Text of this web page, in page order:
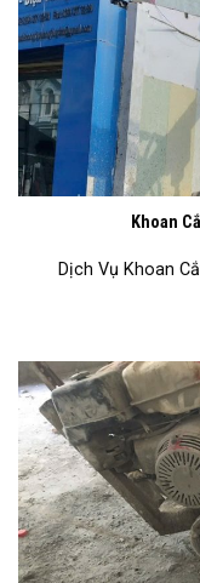
Khoan
Dịch Vụ Khoan